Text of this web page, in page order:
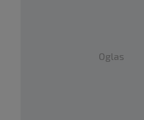
Oglas